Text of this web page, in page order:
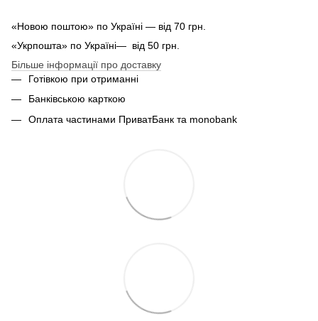
«Новою поштою» по Україні — від 70 грн.
«Укрпошта» по Україні— від 50 грн.
Більше інформації про доставку
Готівкою при отриманні
Банківською карткою
Оплата частинами ПриватБанк та monobank